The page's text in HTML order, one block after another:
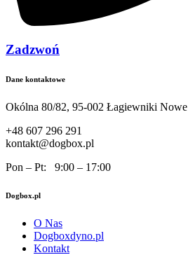
Zadzwoń
Dane kontaktowe
Okólna 80/82, 95-002 Łagiewniki Nowe
+48 607 296 291
kontakt@dogbox.pl
Pon – Pt: 9:00 – 17:00
Dogbox.pl
O Nas
Dogboxdyno.pl
Kontakt